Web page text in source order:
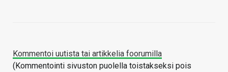
Kommentoi uutista tai artikkelia foorumilla
(Kommentointi sivuston puolella toistakseksi pois